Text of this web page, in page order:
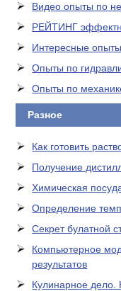
Видео опыты по
РЕЙТИНГ
Интересные
Опыты по
Опыты по
Разное
Как готовить
Получение
Химическая
Определение
Секрет булатной
Компьютерное
результатов
Кулинарное дело.